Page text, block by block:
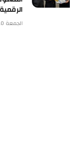
الجمعة 10 يوليو 10:19 م